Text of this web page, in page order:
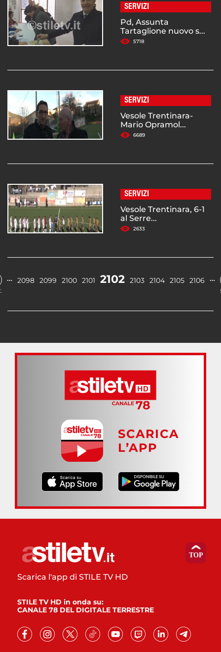
SERVIZI
Pd, Assunta
Tartaglione nuovo s...
5718
SERVIZI
Vesole Trentinara-
Mario Opramol...
6689
SERVIZI
Vesole Trentinara, 6-1
al Serre...
2633
… 2098 2099 2100 2101 2102 2103 2104 2105 2106 …
SCARICA
L’APP
Scarica l'app di STILE TV HD
STILE TV HD in onda su:
CANALE 78 DEL DIGITALE TERRESTRE